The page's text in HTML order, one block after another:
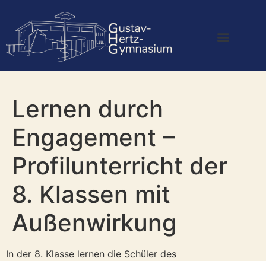
Lernen durch
Engagement –
Profilunterricht der
8. Klassen mit
Außenwirkung
In der 8. Klasse lernen die Schüler des